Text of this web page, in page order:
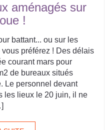
aménagés sur
!
battant... ou sur les
préférez ! Des délais
courant mars pour
de bureaux situés
Le personnel devant
les lieux le 20 juin, il ne